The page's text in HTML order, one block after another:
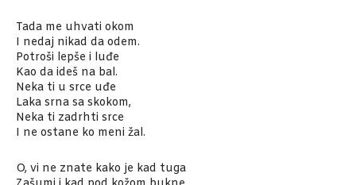
Tada me uhvati okom
I nedaj nikad da odem.
Potroši lepše i luđe
Kao da ideš na bal.
Neka ti u srce uđe
Laka srna sa skokom,
Neka ti zadrhti srce
I ne ostane ko meni žal.
O, vi ne znate kako je kad tuga